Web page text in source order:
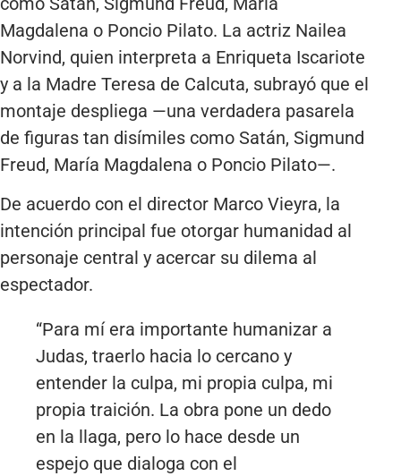
Magdalena o Poncio Pilato. La actriz Nailea
Norvind, quien interpreta a Enriqueta Iscariote
y a la Madre Teresa de Calcuta, subrayó que el
montaje despliega —una verdadera pasarela
de figuras tan disímiles como Satán, Sigmund
Freud, María Magdalena o Poncio Pilato—.
De acuerdo con el director Marco Vieyra, la
intención principal fue otorgar humanidad al
personaje central y acercar su dilema al
espectador.
“Para mí era importante humanizar a
Judas, traerlo hacia lo cercano y
entender la culpa, mi propia culpa, mi
propia traición. La obra pone un dedo
en la llaga, pero lo hace desde un
espejo que dialoga con el